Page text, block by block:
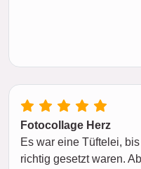
Fotocollage Herz
Es war eine Tüftelei,
richtig gesetzt waren.